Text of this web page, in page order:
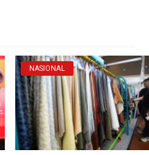
NASIONAL